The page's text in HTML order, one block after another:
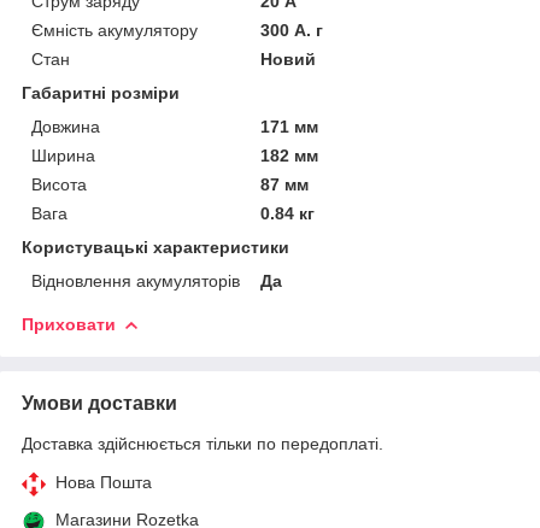
Ємність акумулятору
300 А. г
Стан
Новий
Габаритні розміри
Довжина
171 мм
Ширина
182 мм
Висота
87 мм
Вага
0.84 кг
Користувацькі характеристики
Відновлення акумуляторів
Да
Приховати
Умови доставки
Доставка здійснюється тільки по передоплаті.
Нова Пошта
Магазини Rozetka